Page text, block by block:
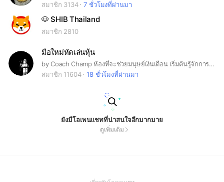
สมาชิก 3134
7 ชั่วโมงที่ผ่านมา
🐶 SHIB Thailand
สมาชิก 2810
มือใหม่หัดเล่นหุ้น
by Coach Champ ห้องที่จะช่วยมนุษย์เงินเดือน เริ่มต้นรู้จักการลงทุนหุ้นแบบง่ายๆครับ
สมาชิก 11604
18 ชั่วโมงที่ผ่านมา
ยังมีโอเพนแชทที่น่าสนใจอีกมากมาย
ดูเพิ่มเติม